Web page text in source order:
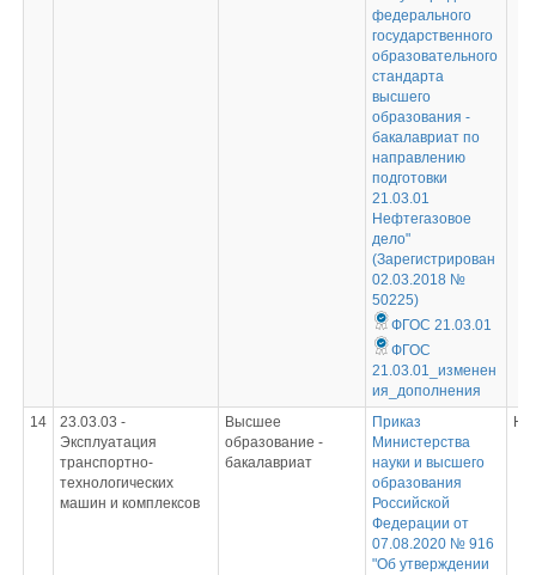
федерального
государственного
образовательного
стандарта
высшего
образования -
бакалавриат по
направлению
подготовки
21.03.01
Нефтегазовое
дело"
(Зарегистрирован
02.03.2018 №
50225)
ФГОС 21.03.01
ФГОС
21.03.01_изменен
ия_дополнения
14
23.03.03 -
Эксплуатация
транспортно-
технологических
машин и комплексов
Высшее
образование -
бакалавриат
Приказ
Министерства
науки и высшего
образования
Российской
Федерации от
07.08.2020 № 916
"Об утверждении
Не